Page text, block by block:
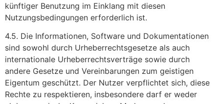
künftiger Benutzung im Einklang mit diesen
Nutzungsbedingungen erforderlich ist.
4.5. Die Informationen, Software und Dokumentationen
sind sowohl durch Urheberrechtsgesetze als auch
internationale Urheberrechtsverträge sowie durch
andere Gesetze und Vereinbarungen zum geistigen
Eigentum geschützt. Der Nutzer verpflichtet sich, diese
Rechte zu respektieren, insbesondere darf er weder